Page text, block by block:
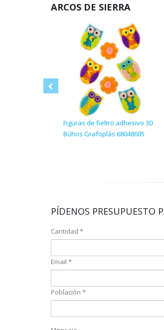
ARCOS DE SIERRA
Figuras de fieltro adhesivo 3D
Búhos Grafoplás 68048605
PÍDENOS PRESUPUESTO
Cantidad *
Email *
Población *